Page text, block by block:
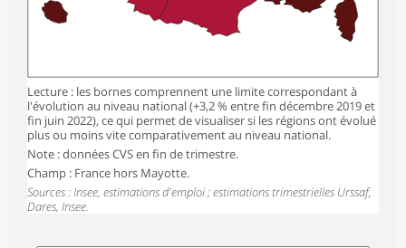
Lecture : les bornes comprennent une limite correspondant à
l'évolution au niveau national (+3,2 % entre fin décembre 2019 et
fin juin 2022), ce qui permet de visualiser si les régions ont évolué
plus ou moins vite comparativement au niveau national.
Note : données CVS en fin de trimestre.
Champ : France hors Mayotte.
Sources : Insee, estimations d'emploi ; estimations trimestrielles Urssaf,
Dares, Insee.